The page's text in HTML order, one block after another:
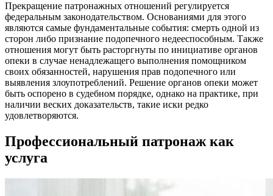
Прекращение патронажных отношений регулируется
федеральным законодательством. Основаниями для этого
являются самые фундаментальные события: смерть одной из
сторон либо признание подопечного недееспособным. Также
отношения могут быть расторгнуты по инициативе органов
опеки в случае ненадлежащего выполнения помощником
своих обязанностей, нарушения прав подопечного или
выявления злоупотреблений. Решение органов опеки может
быть оспорено в судебном порядке, однако на практике, при
наличии веских доказательств, такие иски редко
удовлетворяются.
Профессиональный патронаж как
услуга